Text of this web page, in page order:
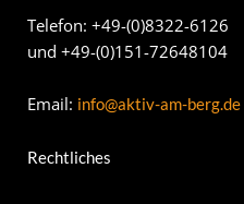
Telefon: +49-(0)8322-6126
und +49-(0)151-72648104
Email: info@aktiv-am-berg.de
Rechtliches